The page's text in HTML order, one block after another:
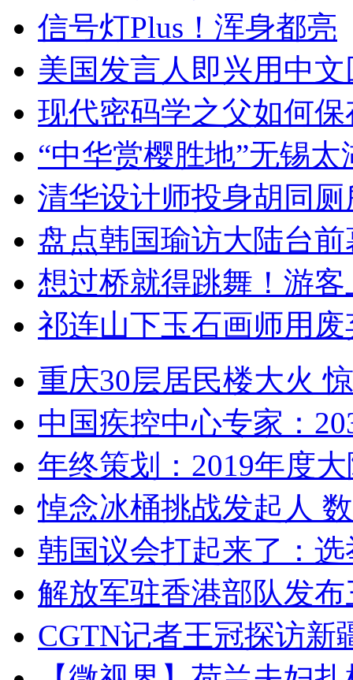
信号灯Plus！浑身都亮
美国发言人即兴用中
现代密码学之父如何
“中华赏樱胜地”无锡
清华设计师投身胡同
盘点韩国瑜访大陆台
想过桥就得跳舞！游客
祁连山下玉石画师用
重庆30层居民楼大火
中国疾控中心专家：
年终策划：2019年度
悼念冰桶挑战发起人
韩国议会打起来了：
解放军驻香港部队发
CGTN记者王冠探访新